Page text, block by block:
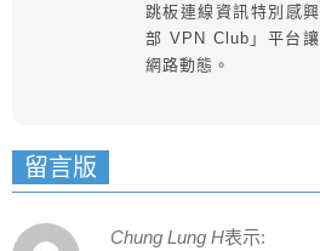
跳板連線資訊特別感
部 VPN Club」平台
網路動態。
留言版
Chung Lung H表示: